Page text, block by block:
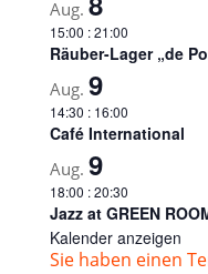
Aug.
15:00 :21:00
Räuber-Lager „de
Aug. 9
14:30 : 16:00
Café International
Aug. 9
18:00 :20:30
Jazz at GREEN
Kalender anzeigen
Sie haben einen